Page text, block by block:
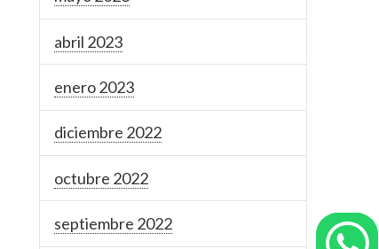
abril 2023
enero 2023
diciembre 2022
octubre 2022
septiembre 2022